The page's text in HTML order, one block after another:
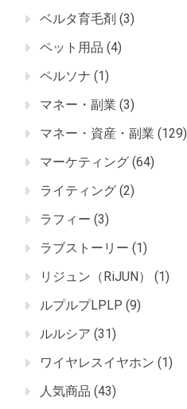
ベルタ育毛剤 (3)
ペット用品 (4)
ペルソナ (1)
マネー・副業 (3)
マネー・資産・副業 (129)
マーケティング (64)
ライティング (2)
ラフィー (3)
ラブストーリー (1)
リジュン（RiJUN）
(1)
ルプルプLPLP (9)
ルルシア (31)
ワイヤレスイヤホン (1)
人気商品 (43)